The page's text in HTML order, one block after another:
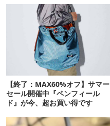
【終了：MAX60%オフ】サマー
セール開催中『ペンフィール
ド』が今、超お買い得です